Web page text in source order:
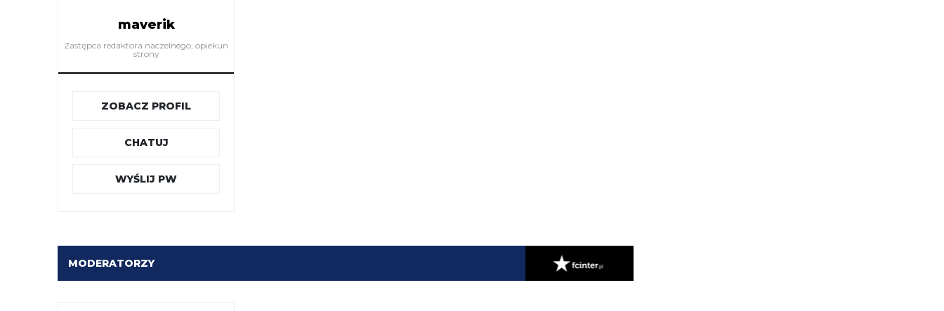
maverik
Zastępca redaktora naczelnego, opiekun
strony
ZOBACZ PROFIL
CHATUJ
WYŚLIJ PW
MODERATORZY